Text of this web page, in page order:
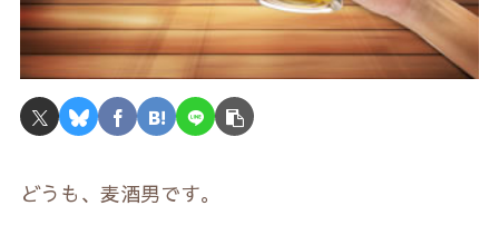
どうも、麦酒男です。